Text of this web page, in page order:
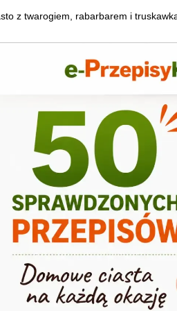
z twarogiem, rabarbarem i